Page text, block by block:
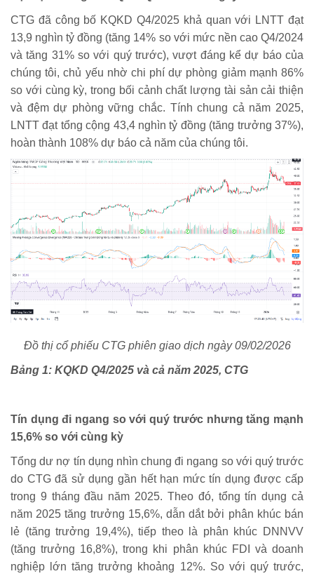
CTG đã công bố KQKD Q4/2025 khả quan với LNTT đạt
13,9 nghìn tỷ đồng (tăng 14% so với mức nền cao Q4/2024
và tăng 31% so với quý trước), vượt đáng kể dự báo của
chúng tôi, chủ yếu nhờ chi phí dự phòng giảm mạnh 86%
so với cùng kỳ, trong bối cảnh chất lượng tài sản cải thiện
và đệm dự phòng vững chắc. Tính chung cả năm 2025,
LNTT đạt tổng cộng 43,4 nghìn tỷ đồng (tăng trưởng 37%),
hoàn thành 108% dự báo cả năm của chúng tôi.
Đồ thị cổ phiếu CTG phiên giao dịch ngày 09/02/2026
Bảng 1: KQKD Q4/2025 và cả năm 2025, CTG
Tín dụng đi ngang so với quý trước nhưng tăng mạnh
15,6% so với cùng kỳ
Tổng dư nợ tín dụng nhìn chung đi ngang so với quý trước
do CTG đã sử dụng gần hết hạn mức tín dụng được cấp
trong 9 tháng đầu năm 2025. Theo đó, tổng tín dụng cả
năm 2025 tăng trưởng 15,6%, dẫn dắt bởi phân khúc bán
lẻ (tăng trưởng 19,4%), tiếp theo là phân khúc DNNVV
(tăng trưởng 16,8%), trong khi phân khúc FDI và doanh
nghiệp lớn tăng trưởng khoảng 12%. So với quý trước,